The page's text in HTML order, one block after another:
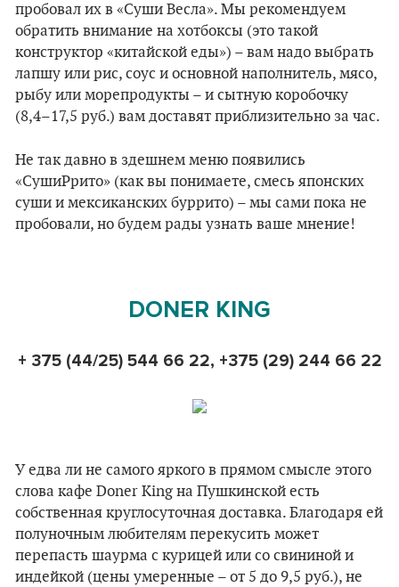
пробовал их в «Суши Весла». Мы рекомендуем
обратить внимание на хотбоксы (это такой
конструктор «китайской еды») – вам надо выбрать
лапшу или рис, соус и основной наполнитель, мясо,
рыбу или морепродукты – и сытную коробочку
(8,4–17,5 руб.) вам доставят приблизительно за час.
Не так давно в здешнем меню появились
«СушиРрито» (как вы понимаете, смесь японских
суши и мексиканских буррито) – мы сами пока не
пробовали, но будем рады узнать ваше мнение!
DONER KING
+ 375 (44/25) 544 66 22, +375 (29) 244 66 22
У едва ли не самого яркого в прямом смысле этого
слова кафе Doner King на Пушкинской есть
собственная круглосуточная доставка. Благодаря ей
полуночным любителям перекусить может
перепасть шаурма с курицей или со свининой и
индейкой (цены умеренные – от 5 до 9,5 руб.), не